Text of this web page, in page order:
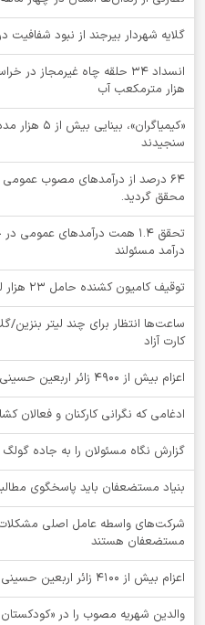
گلایه شهردار بیرجند از نبود
هزار مترمکعب آب
سنجیدند
64 درصد از درآمدهای مصوب
محقق گردید.
تحقق ۱.۴ همت درآمدهای
درآمد مسئولند
توقيف کامیون کشنده حامل 23 هزار لیتر گاز مایع قاچاق در نهبندان
ساعت‌ها انتظار برای چند لیتر بنزین/
کارت آزاد
اعزام بیش از 4900 زائر اربعین حسینی از خراسان جنوبی
ادغامی که نگرانی کارکنان و فعالان
گزارش نگاه مسئولان را به جاده گولگ
بنیاد مستضعفان باید پاسخگوی
شرکت‌های واسطه عامل اصلی مشکلات
مستضعفان هستند
اعزام بیش از 4100 زائر اربعین حسینی از خراسان جنوبی
والدین شهریه مصوب را در